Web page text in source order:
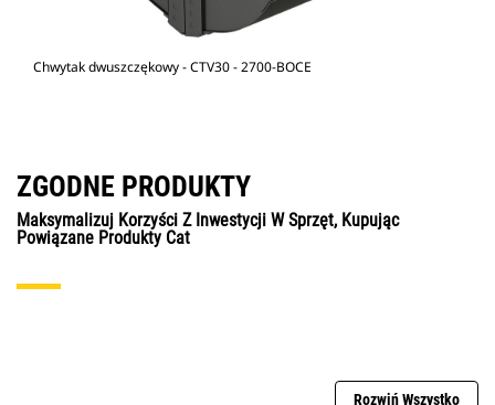
Chwytak dwuszczękowy - CTV30 - 2700-BOCE
ZGODNE PRODUKTY
Maksymalizuj Korzyści Z Inwestycji W Sprzęt, Kupując
Powiązane Produkty Cat
Rozwiń Wszystko